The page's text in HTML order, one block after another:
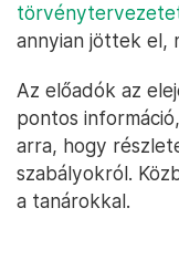
annyian jöttek el,
Az előadók az
pontos
arra, hogy
szabályokról.
a tanárokkal.